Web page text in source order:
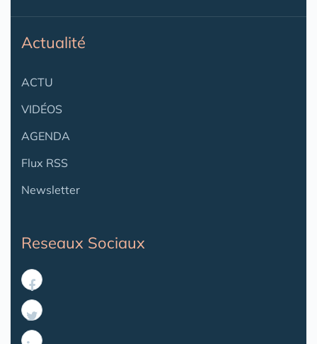
Actualité
ACTU
VIDÉOS
AGENDA
Flux RSS
Newsletter
Reseaux Sociaux